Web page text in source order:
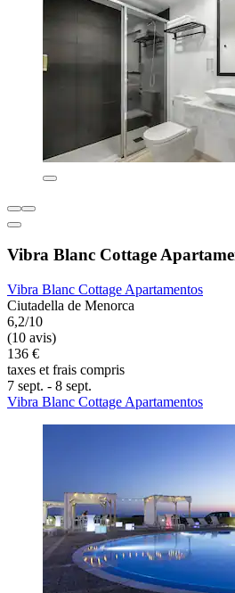
Vibra Blanc Cottage
Vibra Blanc Cottage Apartamentos
Ciutadella de Menorca
6,2/10
(10 avis)
136 €
taxes et frais compris
7 sept. - 8 sept.
Vibra Blanc Cottage Apartamentos